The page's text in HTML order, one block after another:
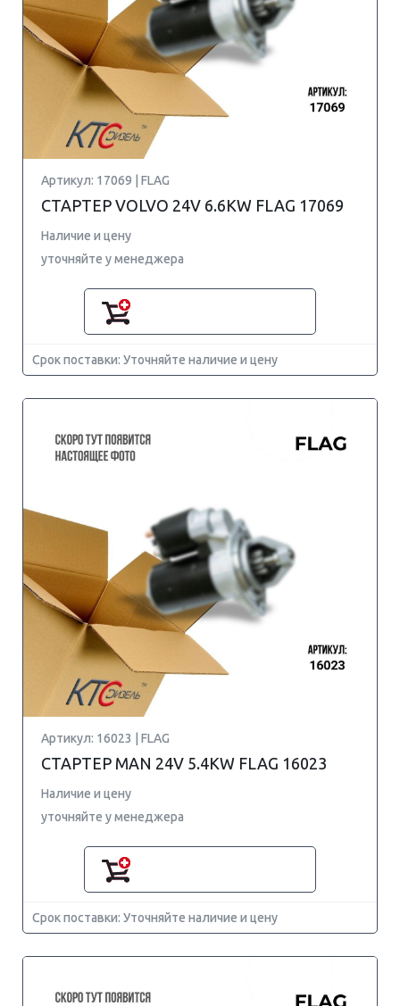
Артикул: 17069 | FLAG
СТАРТЕР VOLVO 24V 6.6KW FLAG 17069
Наличие и цену
уточняйте у менеджера
Срок поставки: Уточняйте наличие и цену
Артикул: 16023 | FLAG
СТАРТЕР MAN 24V 5.4KW FLAG 16023
Наличие и цену
уточняйте у менеджера
Срок поставки: Уточняйте наличие и цену